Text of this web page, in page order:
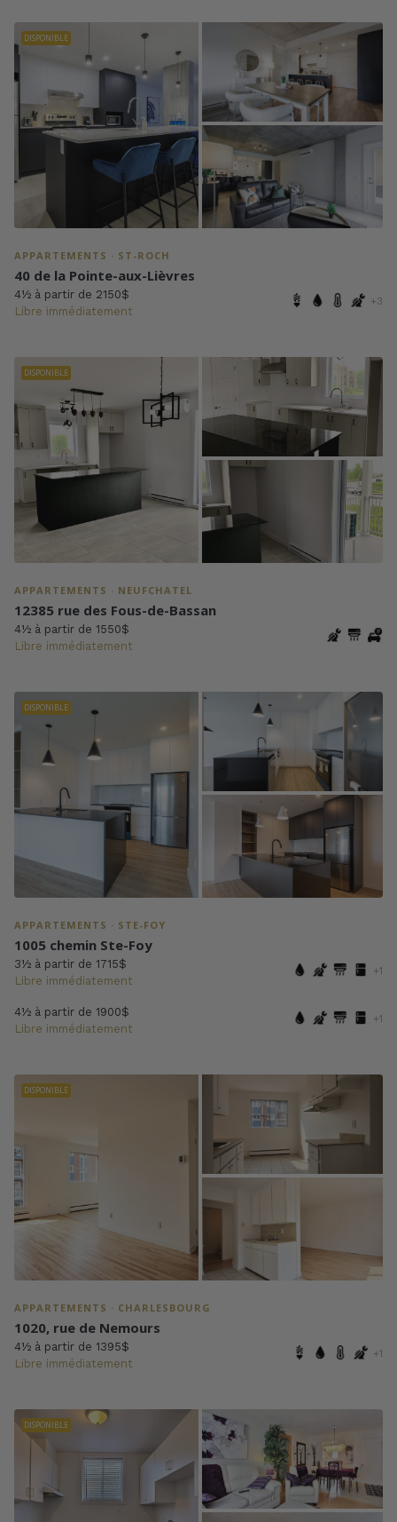
DISPONIBLE
APPARTEMENTS · ST-ROCH
40 de la Pointe-aux-Lièvres
4½ à partir de 2150$
Libre immédiatement
+3
DISPONIBLE
APPARTEMENTS · NEUFCHATEL
12385 rue des Fous-de-Bassan
4½ à partir de 1550$
Libre immédiatement
DISPONIBLE
APPARTEMENTS · STE-FOY
1005 chemin Ste-Foy
3½ à partir de 1715$
Libre immédiatement
+1
4½ à partir de 1900$
Libre immédiatement
+1
DISPONIBLE
APPARTEMENTS · CHARLESBOURG
1020, rue de Nemours
4½ à partir de 1395$
Libre immédiatement
+1
DISPONIBLE